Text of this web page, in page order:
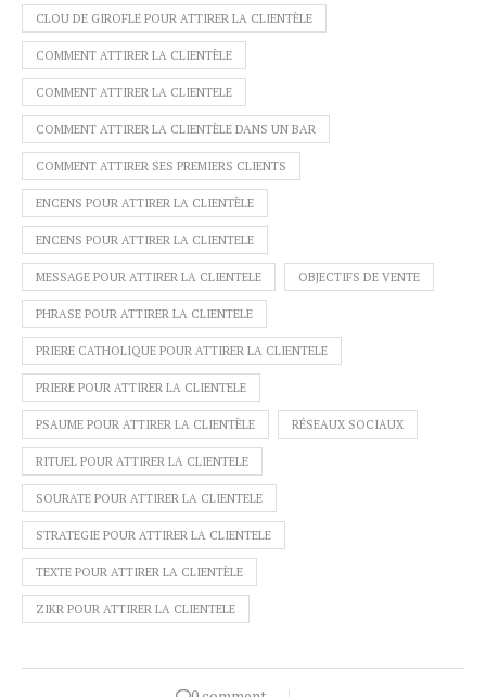
CLOU DE GIROFLE POUR ATTIRER LA CLIENTÈLE
COMMENT ATTIRER LA CLIENTÈLE
COMMENT ATTIRER LA CLIENTELE
COMMENT ATTIRER LA CLIENTÈLE DANS UN BAR
COMMENT ATTIRER SES PREMIERS CLIENTS
ENCENS POUR ATTIRER LA CLIENTÈLE
ENCENS POUR ATTIRER LA CLIENTELE
MESSAGE POUR ATTIRER LA CLIENTELE OBJECTIFS DE VENTE
PHRASE POUR ATTIRER LA CLIENTELE
PRIERE CATHOLIQUE POUR ATTIRER LA CLIENTELE
PRIERE POUR ATTIRER LA CLIENTELE
PSAUME POUR ATTIRER LA CLIENTÈLE RÉSEAUX SOCIAUX
RITUEL POUR ATTIRER LA CLIENTELE
SOURATE POUR ATTIRER LA CLIENTELE
STRATEGIE POUR ATTIRER LA CLIENTELE
TEXTE POUR ATTIRER LA CLIENTÈLE
ZIKR POUR ATTIRER LA CLIENTELE